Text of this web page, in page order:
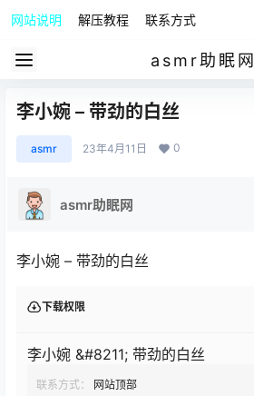
网站说明 解压教程 联系方式
asmr助眠网
李小婉 – 带劲的白丝
asmr 23年4月11日 0
asmr助眠网
李小婉 – 带劲的白丝
下载权限
李小婉 &#8211; 带劲的白丝
联系方式：
网站顶部